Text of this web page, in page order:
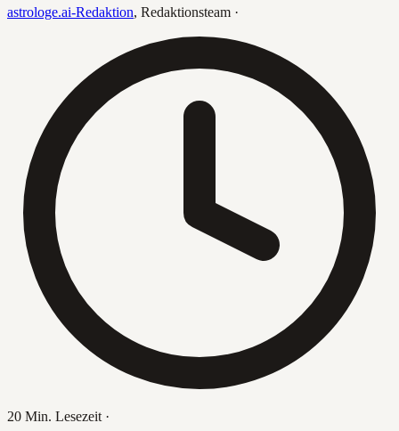
astrologe.ai-Redaktion, Redaktionsteam ·
20 Min. Lesezeit ·